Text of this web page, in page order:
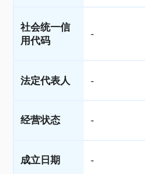
社会统一信
用代码
-
法定代表人 -
经营状态 -
成立日期 -